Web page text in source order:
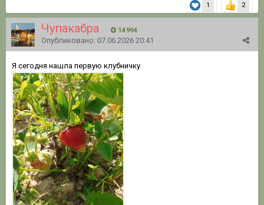
1 2
Чупакабра 14 994
Опубликовано: 07.06.2026 20:41
Я сегодня нашла первую клубничку